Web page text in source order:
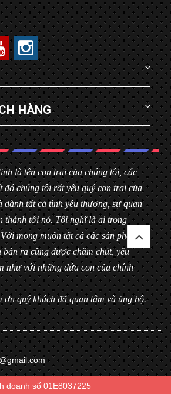
HÀNG
là tên con trai của chúng tôi, các
đó chúng tôi rất yêu quý con trai của
dành tất cả tình yêu thương, sự quan
thành tới nó. Tôi nghĩ là ai trong
mong muốn tất cả các sản phẩm
ra cũng được chăm chút, yêu
như với những đứa con của chính
ơn quý khách đã quan tâm và ủng hộ.
doanh số 01E8037225